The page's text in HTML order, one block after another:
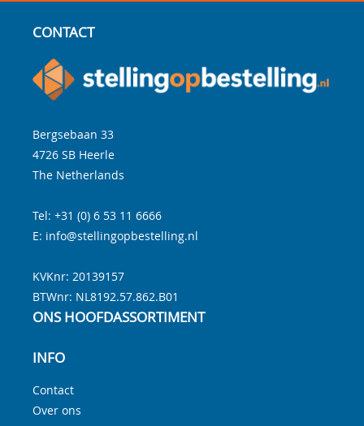
CONTACT
Bergsebaan 33
4726 SB Heerle
The Netherlands
Tel: +31 (0) 6 53 11 6666
E: info@stellingopbestelling.nl
KVKnr: 20139157
BTWnr: NL8192.57.862.B01
ONS HOOFDASSORTIMENT
INFO
Contact
Over ons